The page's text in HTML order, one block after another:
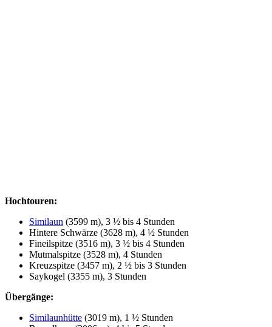
Hochtouren:
Similaun (3599 m), 3 ½ bis 4 Stunden
Hintere Schwärze (3628 m), 4 ½ Stunden
Fineilspitze (3516 m), 3 ½ bis 4 Stunden
Mutmalspitze (3528 m), 4 Stunden
Kreuzspitze (3457 m), 2 ½ bis 3 Stunden
Saykogel (3355 m), 3 Stunden
Übergänge:
Similaunhütte (3019 m), 1 ½ Stunden